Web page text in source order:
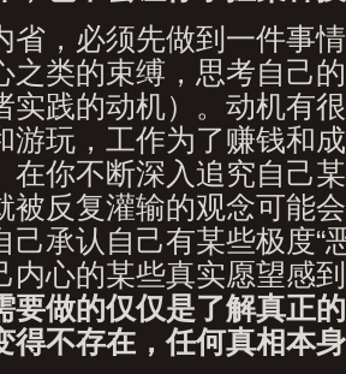
省，必须先做到一件事
之类的束缚，思考自己
实践的动机）。动机有
游玩，工作为了赚钱和
在你不断深入追究自己
被反复灌输的观念可能
承认自己有某些极度“
内心的某些真实愿望感
要做的仅仅是了解真正
得不存在，任何真相本